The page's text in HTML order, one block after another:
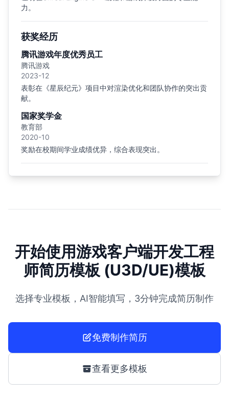
力。
获奖经历
腾讯游戏年度优秀员工
腾讯游戏
2023-12
表彰在《星辰纪元》项目中对渲染优化和团队协作的突出贡
献。
国家奖学金
教育部
2020-10
奖励在校期间学业成绩优异，综合表现突出。
开始使用游戏客户端开发工程
师简历模板 (U3D/UE)模板
选择专业模板，AI智能填写，3分钟完成简历制作
免费制作简历
查看更多模板